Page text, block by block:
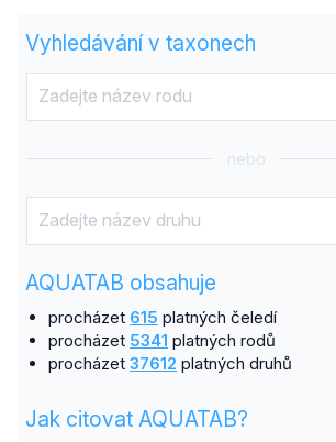
Vyhledávání v taxonech
nebo
AQUATAB obsahuje
procházet 615 platných čeledí
procházet 5341 platných rodů
procházet 37612 platných druhů
Jak citovat AQUATAB?